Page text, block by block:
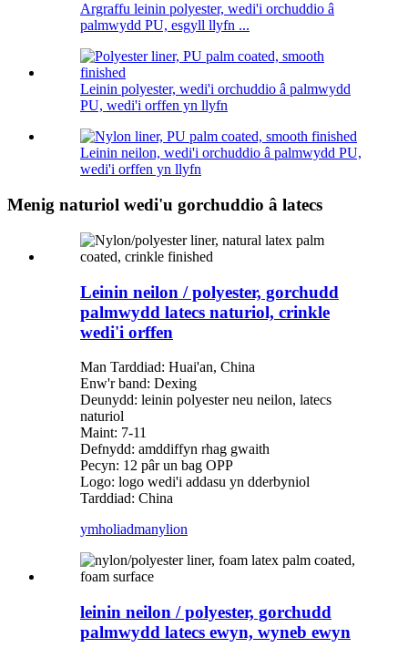
Argraffu leinin polyester, wedi'i orchuddio â
palmwydd PU, esgyll llyfn ...
Leinin polyester, wedi'i orchuddio â palmwydd
PU, wedi'i orffen yn llyfn
Leinin neilon, wedi'i orchuddio â palmwydd PU,
wedi'i orffen yn llyfn
Menig naturiol wedi'u gorchuddio â latecs
Leinin neilon / polyester, gorchudd
palmwydd latecs naturiol, crinkle
wedi'i orffen
Man Tarddiad: Huai'an, China
Enw'r band: Dexing
Deunydd: leinin polyester neu neilon, latecs
naturiol
Maint: 7-11
Defnydd: amddiffyn rhag gwaith
Pecyn: 12 pâr un bag OPP
Logo: logo wedi'i addasu yn dderbyniol
Tarddiad: China
ymholiadmanylion
leinin neilon / polyester, gorchudd
palmwydd latecs ewyn, wyneb ewyn